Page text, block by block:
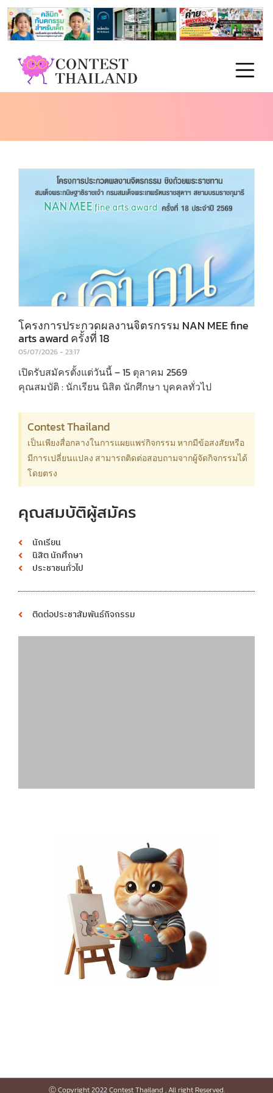
โครงการประกวดผลงานจิตรกรรม NAN MEE fine
arts award ครั้งที่ 18
05/07/2026 23:17
เปิดรับสมัครตั้งแต่วันนี้ – 15 ตุลาคม 2569
คุณสมบัติ : นักเรียน นิสิต นักศึกษา บุคคลทั่วไป
Contest Thailand
เป็นเพียงสื่อกลางในการแผยแพร่กิจกรรม หากมีข้อสงสัยหรือ
มีการเปลี่ยนแปลง สามารถติดต่อสอบถามจากผู้จัดกิจกรรมได้
โดยตรง
คุณสมบัติผู้สมัคร
นักเรียน
นิสิต นักศึกษา
ประชาชนทั่วไป
ติดต่อประชาสัมพันธ์กิจกรรม
Ⓒ Copyright 2022 Contest Thailand , All right Reserved.